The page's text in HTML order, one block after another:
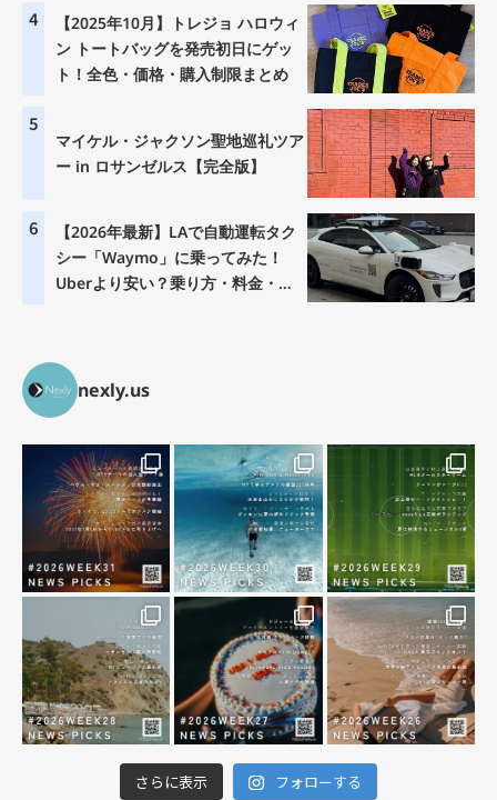
4
【2025年10月】トレジョ ハロウィ
ン トートバッグを発売初日にゲッ
ト！全色・価格・購入制限まとめ
5
マイケル・ジャクソン聖地巡礼ツア
ー in ロサンゼルス【完全版】
6
【2026年最新】LAで自動運転タク
シー「Waymo」に乗ってみた！
Uberより安い？乗り方・料金・注
nexly.us
さらに表示 フォローする